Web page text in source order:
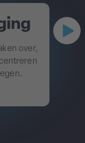
over,
.